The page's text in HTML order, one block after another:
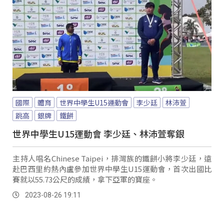
國際 體育 世界中學生U15運動會 李少廷
林沛萱
跳高
銀牌 鐵餅
世界中學生U15運動會 李少廷、林沛萱奪銀
主持人唱名Chinese Taipei，排灣族的鐵餅小將李少廷，遠
赴巴西里約熱內盧參加世界中學生U15運動會，首次出國比
賽就以55.73公尺的成績，拿下亞軍的寶座。
2023-08-26 19:11